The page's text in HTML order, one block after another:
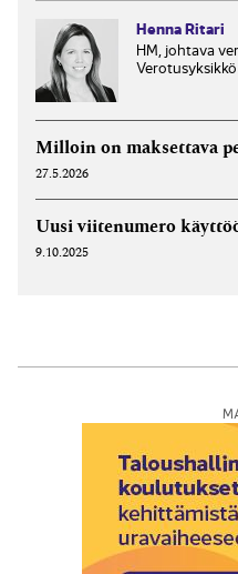
Henna Ritari
HM, johtava
Verotusyksikkö
Milloin on maksettava
27.5.2026
Uusi viite­numero
9.10.2025